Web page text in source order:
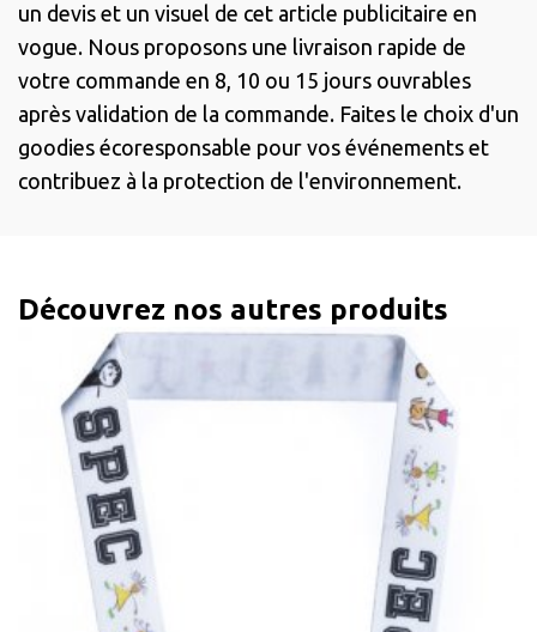
un devis et un visuel de cet article publicitaire en
vogue. Nous proposons une livraison rapide de
votre commande en 8, 10 ou 15 jours ouvrables
après validation de la commande. Faites le choix d'un
goodies écoresponsable pour vos événements et
contribuez à la protection de l'environnement.
Découvrez nos autres produits